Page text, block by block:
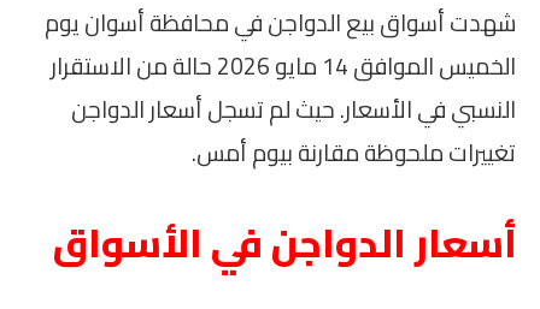
شهدت أسواق بيع الدواجن في محافظة أسوان يوم
الخميس الموافق 14 مايو 2026 حالة من الاستقرار
النسبي في الأسعار. حيث لم تسجل أسعار الدواجن
تغييرات ملحوظة مقارنة بيوم أمس.
أسعار الدواجن في الأسواق